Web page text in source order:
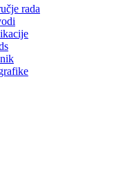
rada